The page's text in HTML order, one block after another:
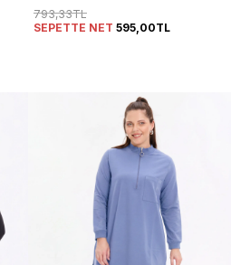
793,33TL
SEPETTE NET 595,00TL